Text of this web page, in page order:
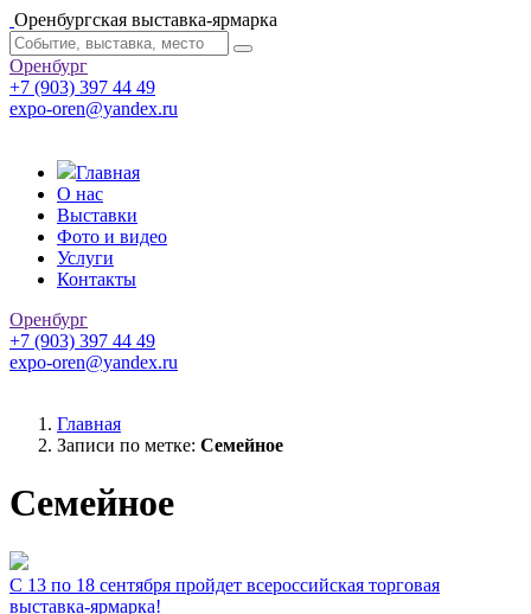
Оренбургская выставка-ярмарка
Оренбург
+7 (903) 397 44 49
expo-oren@yandex.ru
Главная
О нас
Выставки
Фото и видео
Услуги
Контакты
Оренбург
+7 (903) 397 44 49
expo-oren@yandex.ru
Главная
Записи по метке: Семейное
Семейное
С 13 по 18 сентября пройдет всероссийская торговая
выставка-ярмарка!